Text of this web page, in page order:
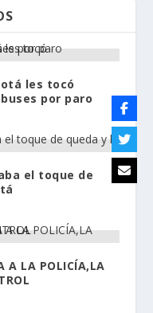
les tocó
por paro
el toque de
A LA POLICÍA,LA